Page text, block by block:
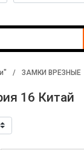
/ ЗАМКИ ВРЕЗНЫЕ
16 Китай